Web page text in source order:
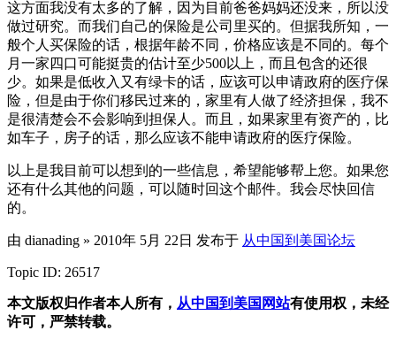
这方面我没有太多的了解，因为目前爸爸妈妈还没来，所以没
做过研究。而我们自己的保险是公司里买的。但据我所知，一
般个人买保险的话，根据年龄不同，价格应该是不同的。每个
月一家四口可能挺贵的估计至少500以上，而且包含的还很
少。如果是低收入又有绿卡的话，应该可以申请政府的医疗保
险，但是由于你们移民过来的，家里有人做了经济担保，我不
是很清楚会不会影响到担保人。而且，如果家里有资产的，比
如车子，房子的话，那么应该不能申请政府的医疗保险。
以上是我目前可以想到的一些信息，希望能够帮上您。如果您
还有什么其他的问题，可以随时回这个邮件。我会尽快回信
的。
由 dianading » 2010年 5月 22日 发布于 从中国到美国论坛
Topic ID: 26517
本文版权归作者本人所有， 从中国到美国网站有使用权，未经
许可，严禁转载。